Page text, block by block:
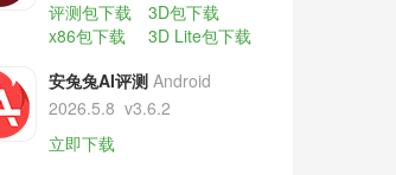
评测包下载
3D包下载
x86包下载
3D Lite包下载
安兔兔AI评测 Android
2026.5.8 v3.6.2
立即下载